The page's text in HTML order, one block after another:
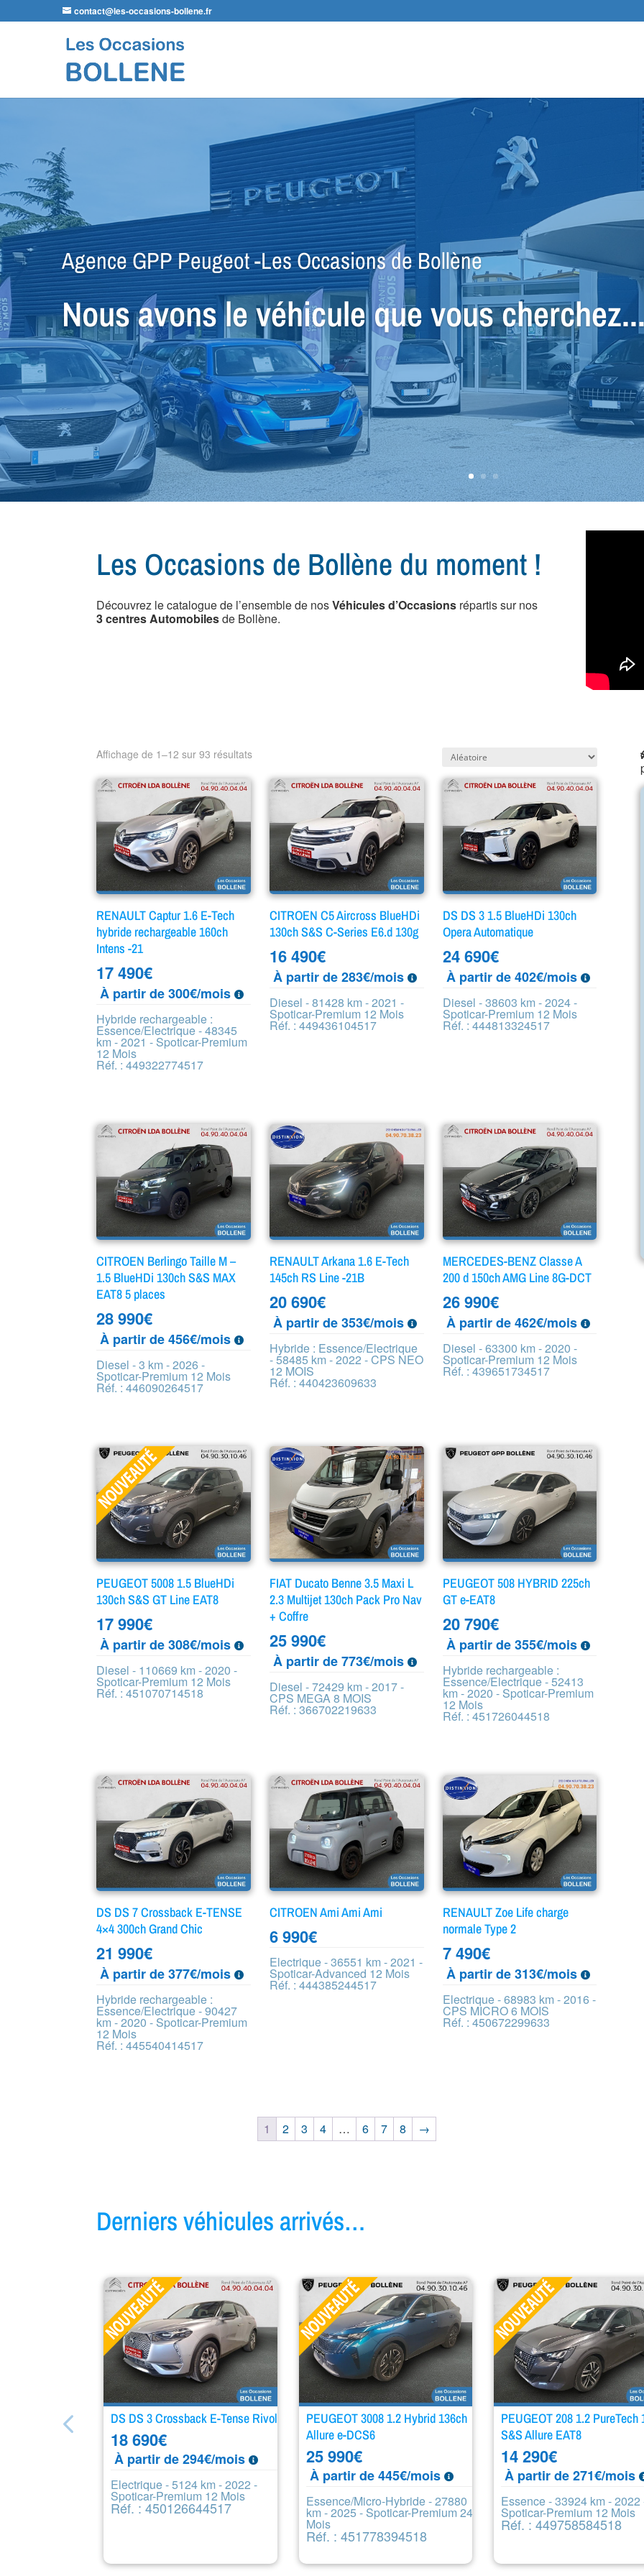
contact@les-occasions-bollene.fr
Agence VSP Occasions -Les Occasions de Bollène
Petit Budget ou Spécial Utilitaire, nous
qu'il vous faut !
Les Occasions de Bollène du moment !
Découvrez le catalogue de l’ensemble de nosVéhicules d’Occasions répartis sur nos
3 centres Automobilesde Bollène.
Affichage de 1–12 sur 93 résultats
RENAULT Captur 1.6 E-Tech
hybride rechargeable 160ch
Intens -21
17 490€
À partir de 300€/mois
Hybride rechargeable :
Essence/Electrique - 48345
km - 2021 - Spoticar-Premium
12 Mois
Réf. : 449322774517
CITROEN C5 Aircross BlueHDi
130ch S&S C-Series E6.d 130g
16 490€
À partir de 283€/mois
Diesel - 81428 km - 2021 -
Spoticar-Premium 12 Mois
Réf. : 449436104517
DS DS 3 1.5 BlueHDi 130ch
Opera Automatique
24 690€
À partir de 402€/mois
Diesel - 38603 km - 2024 -
Spoticar-Premium 12 Mois
Réf. : 444813324517
CITROEN Berlingo Taille M –
1.5 BlueHDi 130ch S&S MAX
EAT8 5 places
28 990€
À partir de 456€/mois
Diesel - 3 km - 2026 -
Spoticar-Premium 12 Mois
Réf. : 446090264517
RENAULT Arkana 1.6 E-Tech
145ch RS Line -21B
20 690€
À partir de 353€/mois
Hybride : Essence/Electrique
- 58485 km - 2022 - CPS NEO
12 MOIS
Réf. : 440423609633
MERCEDES-BENZ Classe A
200 d 150ch AMG Line 8G-DCT
26 990€
À partir de 462€/mois
Diesel - 63300 km - 2020 -
Spoticar-Premium 12 Mois
Réf. : 439651734517
PEUGEOT 5008 1.5 BlueHDi
130ch S&S GT Line EAT8
17 990€
À partir de 308€/mois
Diesel - 110669 km - 2020 -
Spoticar-Premium 12 Mois
Réf. : 451070714518
FIAT Ducato Benne 3.5 Maxi L
2.3 Multijet 130ch Pack Pro Nav
+ Coffre
25 990€
À partir de 773€/mois
Diesel - 72429 km - 2017 -
CPS MEGA 8 MOIS
Réf. : 366702219633
PEUGEOT 508 HYBRID 225ch
GT e-EAT8
20 790€
À partir de 355€/mois
Hybride rechargeable :
Essence/Electrique - 52413
km - 2020 - Spoticar-Premium
12 Mois
Réf. : 451726044518
DS DS 7 Crossback E-TENSE
4×4 300ch Grand Chic
21 990€
À partir de 377€/mois
Hybride rechargeable :
Essence/Electrique - 90427
km - 2020 - Spoticar-Premium
12 Mois
Réf. : 445540414517
CITROEN Ami Ami Ami
6 990€
Electrique - 36551 km - 2021 -
Spoticar-Advanced 12 Mois
Réf. : 444385244517
RENAULT Zoe Life charge
normale Type 2
7 490€
À partir de 313€/mois
Electrique - 68983 km - 2016 -
CPS MICRO 6 MOIS
Réf. : 450672299633
1 2 3 4 … 6 7 8 →
Derniers véhicules arrivés…
DS DS 3 Crossback E-Tense Rivoli
18 690€
À partir de 294€/mois
Electrique - 5124 km - 2022 -
Spoticar-Premium 12 Mois
Réf. : 450126644517
PEUGEOT 3008 1.2 Hybrid 136ch
Allure e-DCS6
25 990€
À partir de 445€/mois
Essence/Micro-Hybride - 27880
km - 2025 - Spoticar-Premium 24
Mois
Réf. : 451778394518
PEUGEOT 208 1.2 PureTech
S&S Allure EAT8
14 290€
À partir de 271€/mois
Essence - 33924 km - 2022
Spoticar-Premium 12 Mois
Réf. : 449758584518